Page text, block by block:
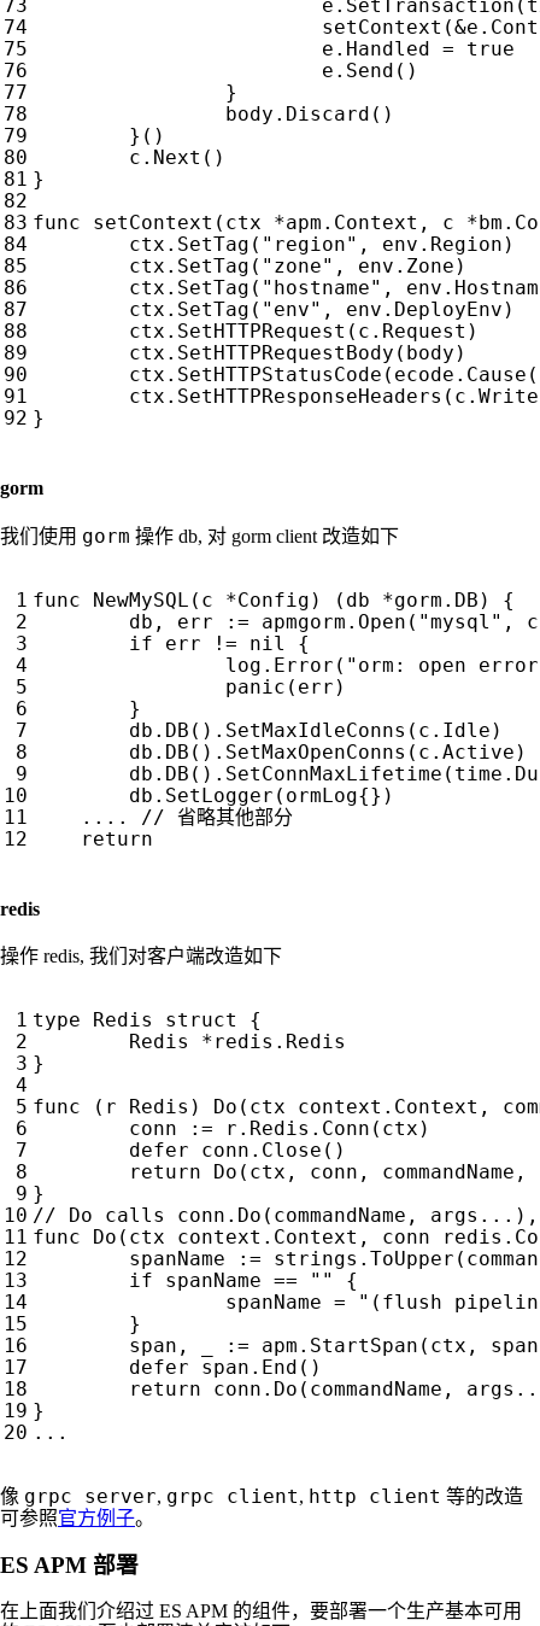
e . SetTransaction (
setContext (&e .
e . Handled =
true
e . Send ()
}
body . Discard ()
}()
c . Next ()
}
func
setContext ( ctx *apm . Context , c * bm .
ctx . SetTag ( "region" , env . Region )
ctx . SetTag ( "zone" , env . Zone )
ctx . SetTag ( "hostname" , env .
ctx . SetTag ( "env" , env . DeployEnv )
ctx . SetHTTPRequest ( c . Request )
ctx . SetHTTPRequestBody ( body )
ctx . SetHTTPStatusCode ( ecode . Cause (
ctx . SetHTTPResponseHeaders ( c .
}
gorm
我们使用 gorm 操作 db, 对 gorm client 改造如下
func NewMySQL ( c *Config ) ( db *gorm . DB )
{
db , err := apmgorm . Open ( "mysql" , c
if
err != nil
{
log . Error ( "orm: open
panic ( err )
}
db . DB (). SetMaxIdleConns ( c . Idle )
db . DB (). SetMaxOpenConns ( c . Active )
db . DB (). SetConnMaxLifetime ( time .
db . SetLogger ( ormLog{})
... .
return
redis
操作 redis, 我们对客户端改造如下
type Redis struct
{
Redis
*redis . Redis
}
func
( r Redis ) Do ( ctx context . Context ,
conn
:= r . Redis . Conn ( ctx )
defer
conn . Close ()
return
Do ( ctx , conn , commandName ,
}
func
Do ( ctx context . Context , conn redis .
spanName
:= strings . ToUpper (
if
spanName == ""
{
spanName =
"(flush
}
span , := apm . StartSpan ( ctx ,
defer
span . End ()
return
conn . Do ( commandName , args
}
...
像 grpc server, grpc client, http client 等的改造
可参照官方例子。
ES APM 部署
在上面我们介绍过 ES APM 的组件，要部署一个生产基本可用